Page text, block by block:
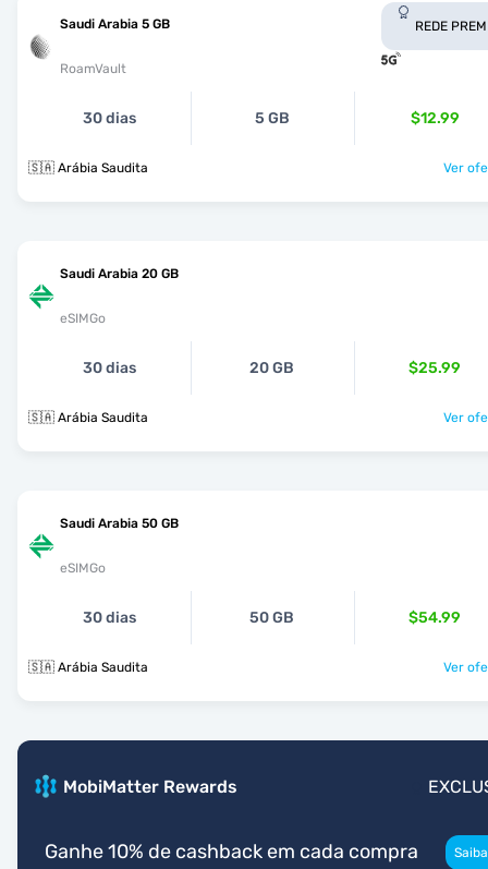
Saudi Arabia 5 GB
RoamVault
REDE
30 dias 5 GB $12.99
🇸🇦 Arábia Saudita Ver
Saudi Arabia 20 GB
eSIMGo
30 dias 20 GB $25.99
🇸🇦 Arábia Saudita Ver
Saudi Arabia 50 GB
eSIMGo
30 dias 50 GB $54.99
🇸🇦 Arábia Saudita Ver
MobiMatter Rewards
Ganhe 10% de cashback em cada compra